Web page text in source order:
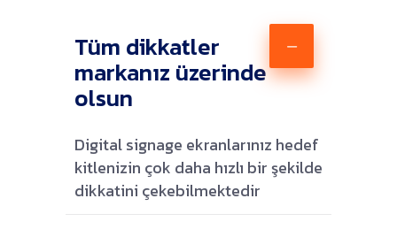
Tüm dikkatler
markanız üzerinde
olsun
Digital signage ekranlarınız hedef
kitlenizin çok daha hızlı bir şekilde
dikkatini çekebilmektedir